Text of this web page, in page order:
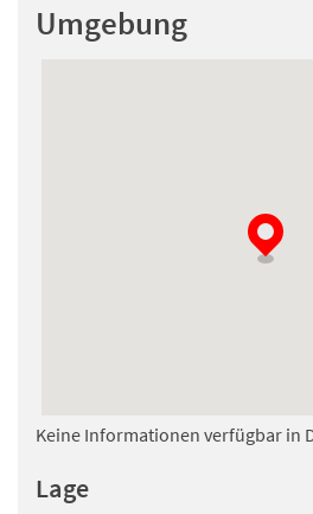
Umgebung
Keine Informationen verfügbar in
Lage